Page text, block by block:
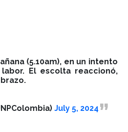
(5.10am), en un intento
El escolta reaccionó,
July 5, 2024